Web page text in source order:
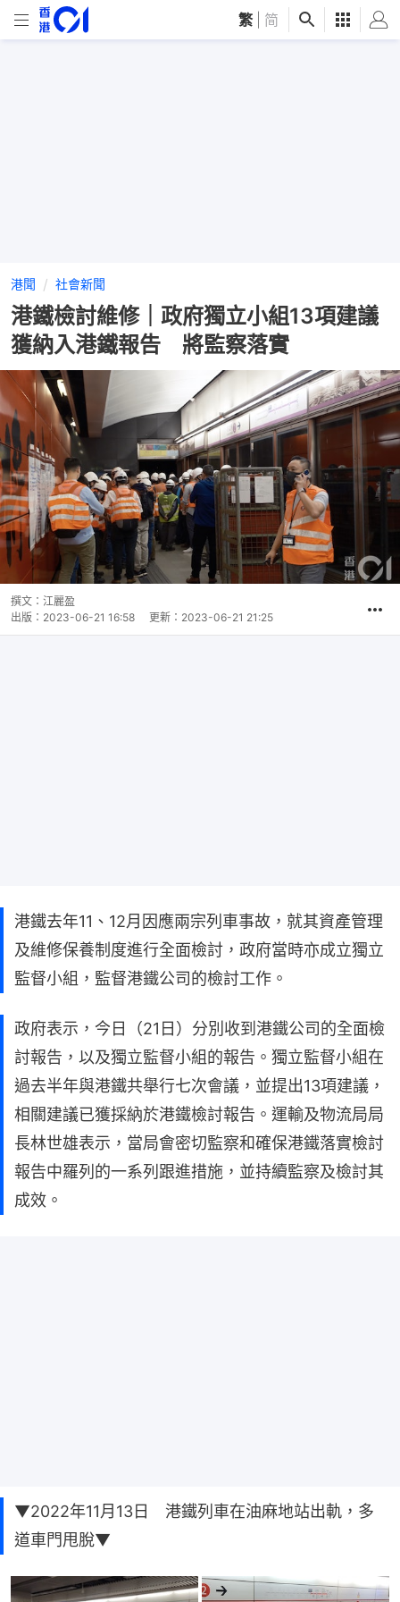
繁 简
港聞 社會新聞
港鐵檢討維修｜政府獨立小組13項建議
獲納入港鐵報告 將監察落實
撰文： 江麗盈
出版： 2023-06-21 16:58 更新： 2023-06-21 21:25
港鐵去年11、12月因應兩宗列車事故，就其資產管理
及維修保養制度進行全面檢討，政府當時亦成立獨立
監督小組，監督港鐵公司的檢討工作。
政府表示，今日（21日）分別收到港鐵公司的全面檢
討報告，以及獨立監督小組的報告。獨立監督小組在
過去半年與港鐵共舉行七次會議，並提出13項建議，
相關建議已獲採納於港鐵檢討報告。運輸及物流局局
長林世雄表示，當局會密切監察和確保港鐵落實檢討
報告中羅列的一系列跟進措施，並持續監察及檢討其
成效。
▼2022年11月13日 港鐵列車在油麻地站出軌，多
道車門甩脫▼